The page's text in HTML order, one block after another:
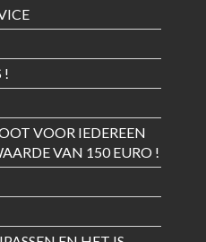
!
VOOR IEDEREEN
VAN 150 EURO !